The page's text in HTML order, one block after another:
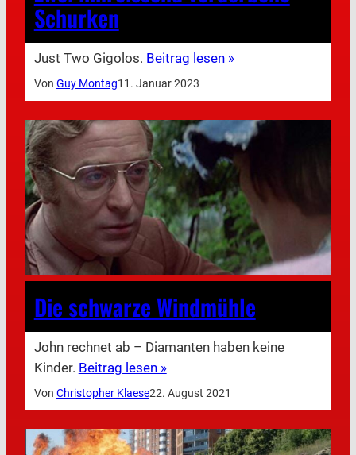
Schurken
Just Two Gigolos. Beitrag lesen »
Von Guy Montag11. Januar 2023
Die schwarze Windmühle
John rechnet ab – Diamanten haben keine
Kinder. Beitrag lesen »
Von Christopher Klaese22. August 2021